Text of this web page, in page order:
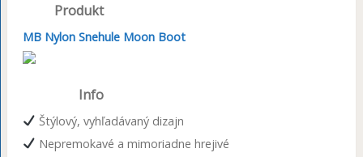
Produkt
MB Nylon Snehule Moon Boot
Info
Štýlový, vyhľadávaný dizajn
Nepremokavé a mimoriadne hrejivé